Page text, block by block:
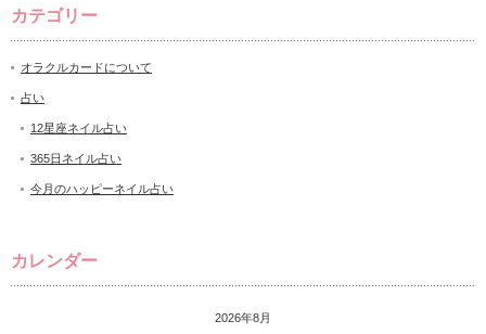
カテゴリー
オラクルカードについて
占い
12星座ネイル占い
365日ネイル占い
今月のハッピーネイル占い
カレンダー
2026年8月